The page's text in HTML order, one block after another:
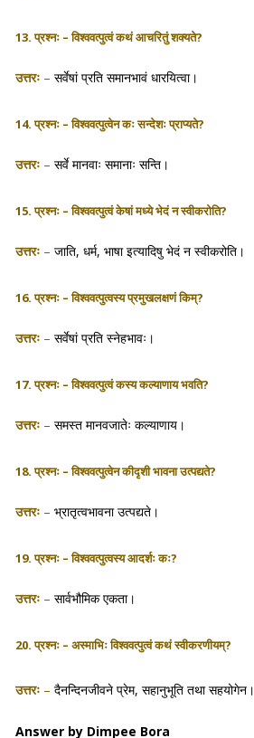
13. प्रश्नः – विश्ववत्पुत्वं कथं आचरितुं शक्यते?
उत्तरः – सर्वेषां प्रति समानभावं धारयित्वा।
14. प्रश्नः – विश्ववत्पुत्वेन कः सन्देशः प्राप्यते?
उत्तरः – सर्वे मानवाः समानाः सन्ति।
15. प्रश्नः – विश्ववत्पुत्वं केषां मध्ये भेदं न स्वीकरोति?
उत्तरः – जाति, धर्म, भाषा इत्यादिषु भेदं न स्वीकरोति।
16. प्रश्नः – विश्ववत्पुत्वस्य प्रमुखलक्षणं किम्?
उत्तरः – सर्वेषां प्रति स्नेहभावः।
17. प्रश्नः – विश्ववत्पुत्वं कस्य कल्याणाय भवति?
उत्तरः – समस्त मानवजातेः कल्याणाय।
18. प्रश्नः – विश्ववत्पुत्वेन कीदृशी भावना उत्पद्यते?
उत्तरः – भ्रातृत्वभावना उत्पद्यते।
19. प्रश्नः – विश्ववत्पुत्वस्य आदर्शः कः?
उत्तरः – सार्वभौमिक एकता।
20. प्रश्नः – अस्माभिः विश्ववत्पुत्वं कथं स्वीकरणीयम्?
उत्तरः – दैनन्दिनजीवने प्रेम, सहानुभूति तथा सहयोगेन।
Answer by Dimpee Bora